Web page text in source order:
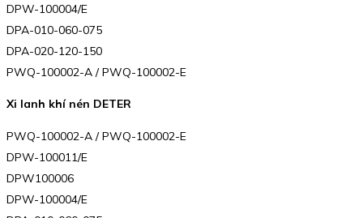
DPW-100004/E
DPA-010-060-075
DPA-020-120-150
PWQ-100002-A / PWQ-100002-E
Xi lanh khí nén DETER
PWQ-100002-A / PWQ-100002-E
DPW-100011/E
DPW100006
DPW-100004/E